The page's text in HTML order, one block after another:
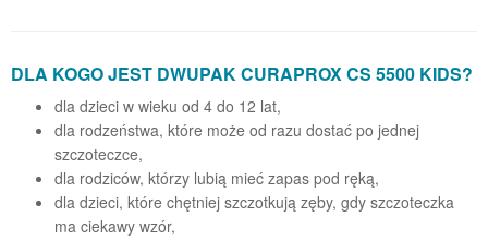
DLA KOGO JEST DWUPAK CURAPROX CS 5500 KIDS?
dla dzieci w wieku od 4 do 12 lat,
dla rodzeństwa, które może od razu dostać po jednej
szczoteczce,
dla rodziców, którzy lubią mieć zapas pod ręką,
dla dzieci, które chętniej szczotkują zęby, gdy szczoteczka
ma ciekawy wzór,